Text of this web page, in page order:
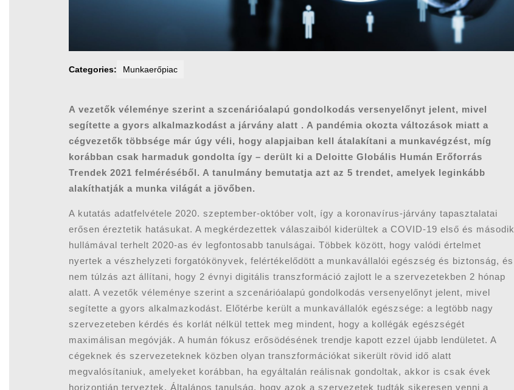
Categories: Munkaerőpiac
A vezetők véleménye szerint a szcenárióalapú gondolkodás versenyelőnyt jelent, mivel
segítette a gyors alkalmazkodást a járvány alatt . A pandémia okozta változások miatt a
cégvezetők többsége már úgy véli, hogy alapjaiban kell átalakítani a munkavégzést, míg
korábban csak harmaduk gondolta így – derült ki a Deloitte Globális Humán Erőforrás
Trendek 2021 felméréséből. A tanulmány bemutatja azt az 5 trendet, amelyek leginkább
alakíthatják a munka világát a jövőben.
A kutatás adatfelvétele 2020. szeptember-október volt, így a koronavírus-járvány tapasztalatai
erősen éreztetik hatásukat. A megkérdezettek válaszaiból kiderültek a COVID-19 első és második
hullámával terhelt 2020-as év legfontosabb tanulságai. Többek között, hogy valódi értelmet
nyertek a vészhelyzeti forgatókönyvek, felértékelődött a munkavállalói egészség és biztonság, és
nem túlzás azt állítani, hogy 2 évnyi digitális transzformáció zajlott le a szervezetekben 2 hónap
alatt. A vezetők véleménye szerint a szcenárióalapú gondolkodás versenyelőnyt jelent, mivel
segítette a gyors alkalmazkodást. Előtérbe került a munkavállalók egészsége: a legtöbb nagy
szervezeteben kérdés és korlát nélkül tettek meg mindent, hogy a kollégák egészségét
maximálisan megóvják. A humán fókusz erősödésének trendje kapott ezzel újabb lendületet. A
cégeknek és szervezeteknek közben olyan transzformációkat sikerült rövid idő alatt
megvalósítaniuk, amelyeket korábban, ha egyáltalán reálisnak gondoltak, akkor is csak évek
horizontján terveztek. Általános tanulság, hogy azok a szervezetek tudták sikeresen venni a